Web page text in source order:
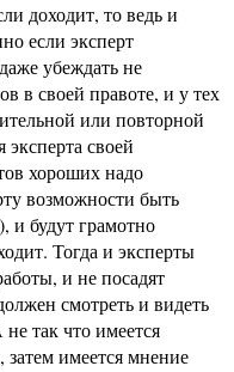
доходит, то ведь и
если эксперт
убеждать не
в своей правоте, и у тех
или повторной
эксперта своей
хороших надо
возможности быть
и будут грамотно
Тогда и эксперты
и не посадят
смотреть и видеть
так что имеется
имеется мнение